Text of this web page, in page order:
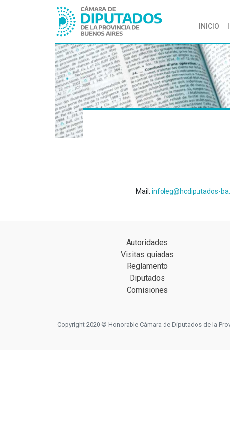
INICIO
Mail: infoleg@hcdiputados-
Autoridades
Visitas guiadas
Reglamento
Diputados
Comisiones
Copyright 2020 © Honorable Cámara de Diputados de la